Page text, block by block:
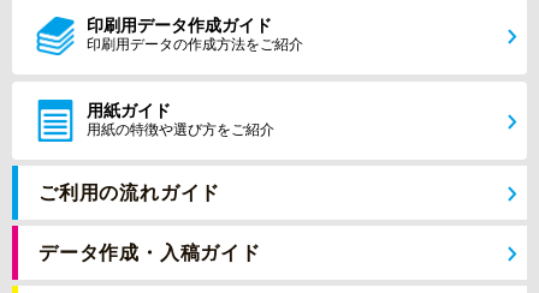
印刷用データ作成ガイド
印刷用データの作成方法をご紹介
用紙ガイド
用紙の特徴や選び方をご紹介
ご利用の流れガイド
データ作成・入稿ガイド